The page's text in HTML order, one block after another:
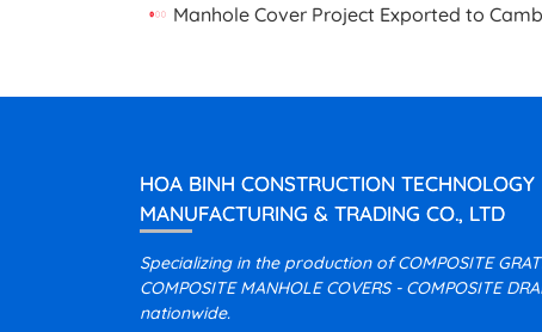
Manhole Cover Project Exported to
HOA BINH CONSTRUCTION TECHNOLOGY
MANUFACTURING & TRADING CO., LTD
Specializing in the production of COMPOSITE
COMPOSITE MANHOLE COVERS - COMPOSITE
nationwide.